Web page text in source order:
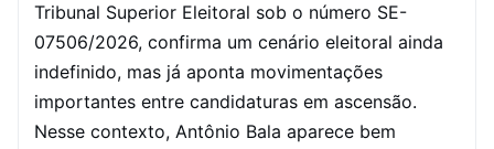
Tribunal Superior Eleitoral sob o número SE-
07506/2026, confirma um cenário eleitoral ainda
indefinido, mas já aponta movimentações
importantes entre candidaturas em ascensão.
Nesse contexto, Antônio Bala aparece bem